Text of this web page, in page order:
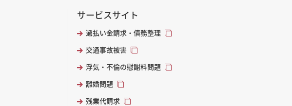
サービスサイト
過払い金請求・債務整理
交通事故被害
浮気・不倫の慰謝料問題
離婚問題
残業代請求